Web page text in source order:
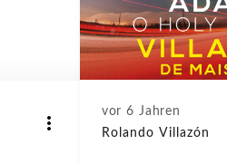
vor 6 Jahren
Rolando Villazón